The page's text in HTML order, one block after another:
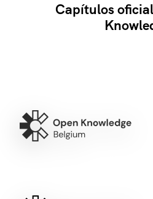
Capítulos